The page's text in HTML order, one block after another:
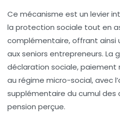
Ce mécanisme est un levier
la protection sociale tout en
complémentaire, offrant ainsi
aux seniors entrepreneurs. La
déclaration sociale, paiement
au régime micro-social, avec
supplémentaire du cumul des
pension perçue.